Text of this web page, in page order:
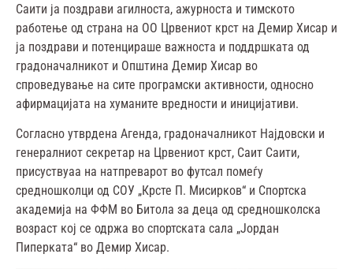
Саити ја поздрави агилноста, ажурноста и тимското
работење од страна на ОО Црвениот крст на Демир Хисар и
ја поздрави и потенцираше важноста и поддршката од
градоначалникот и Општина Демир Хисар во
спроведување на сите програмски активности, односно
афирмацијата на хуманите вредности и иницијативи.
Согласно утврдена Агенда, градоначалникот Најдовски и
генералниот секретар на Црвениот крст, Саит Саити,
присуствуаа на натпреварот во футсал помеѓу
средношколци од СОУ „Крсте П. Мисирков“ и Спортска
академија на ФФМ во Битола за деца од средношколска
возраст кој се одржа во спортската сала „Јордан
Пиперката“ во Демир Хисар.